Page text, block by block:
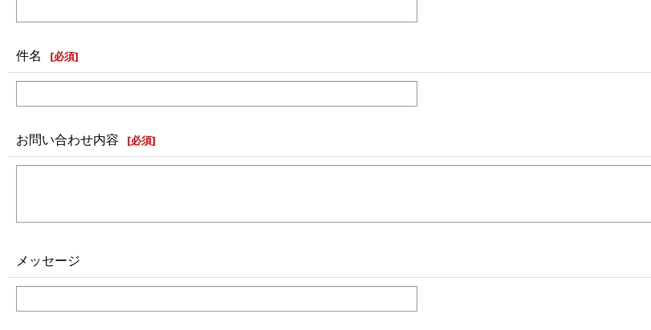
件名 [必須]
お問い合わせ内容 [必須]
メッセージ